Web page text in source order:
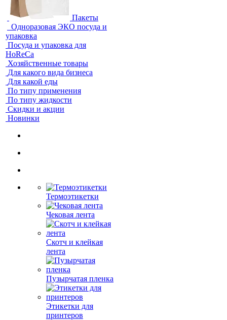
Пакеты
Одноразовая ЭКО посуда и
упаковка
Посуда и упаковка для
HoReCa
Хозяйственные товары
Для какого вида бизнеса
Для какой еды
По типу применения
По типу жидкости
Скидки и акции
Новинки
Термоэтикетки
Чековая лента
Скотч и клейкая
лента
Пузырчатая пленка
Этикетки для
принтеров